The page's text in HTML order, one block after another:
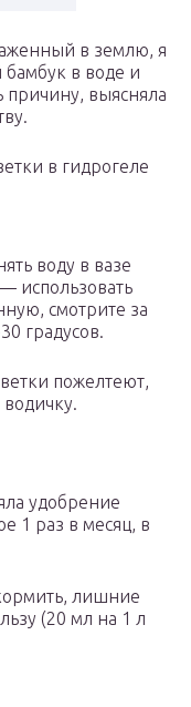
в землю, я
в воде и
причину, выясняла
в гидрогеле
воду в вазе
использовать
смотрите за
градусов.
пожелтеют,
удобрение
1 раз в месяц, в
лишние
(20 мл на 1 л